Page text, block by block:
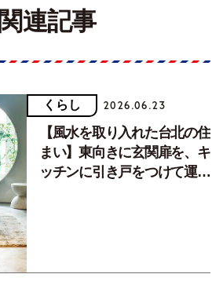
関連記事
くらし 2026.06.23
【風水を取り入れた台北の住
まい】東向きに玄関扉を、キ
ッチンに引き戸をつけて運を